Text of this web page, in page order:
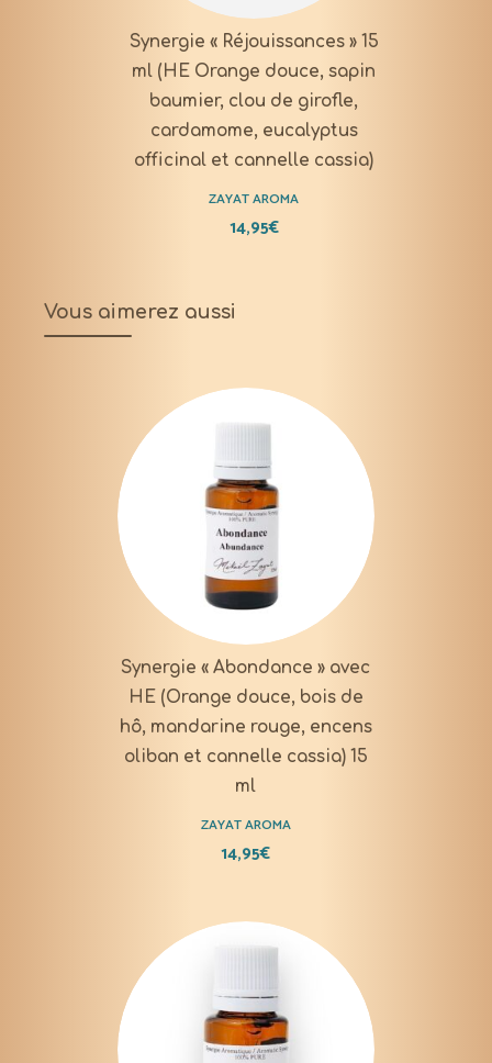
Synergie « Réjouissances » 15
ml (HE Orange douce, sapin
baumier, clou de girofle,
cardamome, eucalyptus
officinal et cannelle cassia)
ZAYAT AROMA
14,95€
Vous aimerez aussi
Synergie « Abondance » avec
HE (Orange douce, bois de
hô, mandarine rouge, encens
oliban et cannelle cassia) 15
ml
ZAYAT AROMA
14,95€